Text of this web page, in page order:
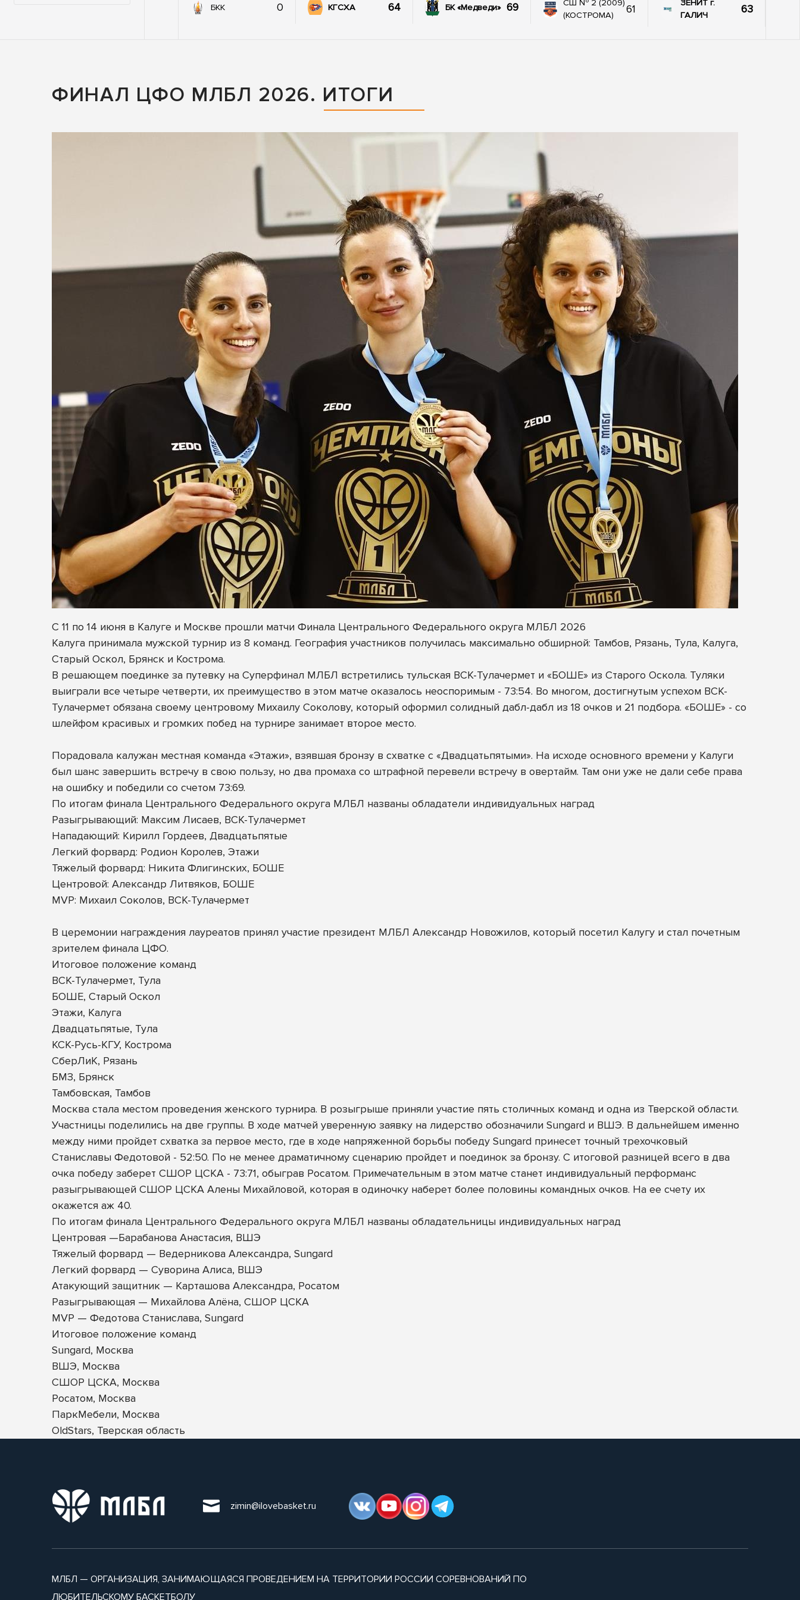
БКК 0 КГСХА 64 БК «Медведи» 69
СШ № 2 (2009)
(КОСТРОМА)
61
ЗЕНИТ г.
ГАЛИЧ
63
ФИНАЛ ЦФО МЛБЛ 2026. ИТОГИ
С 11 по 14 июня в Калуге и Москве прошли матчи Финала Центрального Федерального округа МЛБЛ 2026
Калуга принимала мужской турнир из 8 команд. География участников получилась максимально обширной: Тамбов, Рязань, Тула, Калуга,
Старый Оскол, Брянск и Кострома.
В решающем поединке за путевку на Суперфинал МЛБЛ встретились тульская ВСК-Тулачермет и «БОШЕ» из Старого Оскола. Туляки
выиграли все четыре четверти, их преимущество в этом матче оказалось неоспоримым - 73:54. Во многом, достигнутым успехом ВСК-
Тулачермет обязана своему центровому Михаилу Соколову, который оформил солидный дабл-дабл из 18 очков и 21 подбора. «БОШЕ» - со
шлейфом красивых и громких побед на турнире занимает второе место.
Порадовала калужан местная команда «Этажи», взявшая бронзу в схватке с «Двадцатьпятыми». На исходе основного времени у Калуги
был шанс завершить встречу в свою пользу, но два промаха со штрафной перевели встречу в овертайм. Там они уже не дали себе права
на ошибку и победили со счетом 73:69.
По итогам финала Центрального Федерального округа МЛБЛ названы обладатели индивидуальных наград
Разыгрывающий: Максим Лисаев, ВСК-Тулачермет
Нападающий: Кирилл Гордеев, Двадцатьпятые
Легкий форвард: Родион Королев, Этажи
Тяжелый форвард: Никита Флигинских, БОШЕ
Центровой: Александр Литвяков, БОШЕ
MVP: Михаил Соколов, ВСК-Тулачермет
В церемонии награждения лауреатов принял участие президент МЛБЛ Александр Новожилов, который посетил Калугу и стал почетным
зрителем финала ЦФО.
Итоговое положение команд
ВСК-Тулачермет, Тула
БОШЕ, Старый Оскол
Этажи, Калуга
Двадцатьпятые, Тула
КСК-Русь-КГУ, Кострома
СберЛиК, Рязань
БМЗ, Брянск
Тамбовская, Тамбов
Москва стала местом проведения женского турнира. В розыгрыше приняли участие пять столичных команд и одна из Тверской области.
Участницы поделились на две группы. В ходе матчей уверенную заявку на лидерство обозначили Sungard и ВШЭ. В дальнейшем именно
между ними пройдет схватка за первое место, где в ходе напряженной борьбы победу Sungard принесет точный трехочковый
Станиславы Федотовой - 52:50. По не менее драматичному сценарию пройдет и поединок за бронзу. С итоговой разницей всего в два
очка победу заберет СШОР ЦСКА - 73:71, обыграв Росатом. Примечательным в этом матче станет индивидуальный перформанс
разыгрывающей СШОР ЦСКА Алены Михайловой, которая в одиночку наберет более половины командных очков. На ее счету их
окажется аж 40.
По итогам финала Центрального Федерального округа МЛБЛ названы обладательницы индивидуальных наград
Центровая —Барабанова Анастасия, ВШЭ
Тяжелый форвард — Ведерникова Александра, Sungard
Легкий форвард — Суворина Алиса, ВШЭ
Атакующий защитник — Карташова Александра, Росатом
Разыгрывающая — Михайлова Алёна, СШОР ЦСКА
MVP — Федотова Станислава, Sungard
Итоговое положение команд
Sungard, Москва
ВШЭ, Москва
СШОР ЦСКА, Москва
Росатом, Москва
ПаркМебели, Москва
OldStars, Тверская область
zimin@ilovebasket.ru
МЛБЛ — ОРГАНИЗАЦИЯ, ЗАНИМАЮЩАЯСЯ ПРОВЕДЕНИЕМ НА ТЕРРИТОРИИ РОССИИ СОРЕВНОВАНИЙ ПО
ЛЮБИТЕЛЬСКОМУ БАСКЕТБОЛУ